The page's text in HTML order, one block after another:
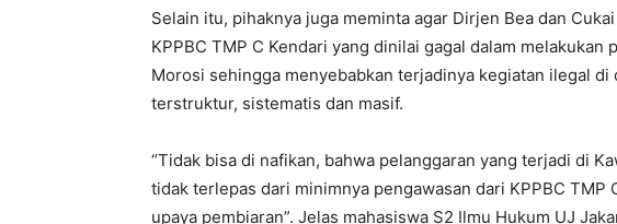
Selain itu, pihaknya juga meminta agar Dirjen Bea dan
KPPBC TMP C Kendari yang dinilai gagal dalam melakukan
Morosi sehingga menyebabkan terjadinya kegiatan ilegal di
terstruktur, sistematis dan masif.
“Tidak bisa di nafikan, bahwa pelanggaran yang terjadi di
tidak terlepas dari minimnya pengawasan dari KPPBC TMP
upaya pembiaran”. Jelas mahasiswa S2 Ilmu Hukum UJ